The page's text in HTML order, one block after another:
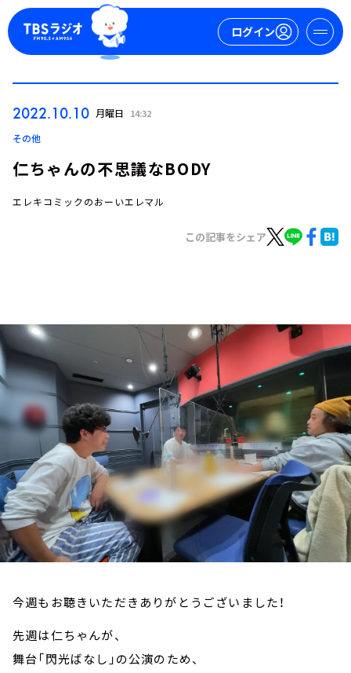
ログイン
トピックス
TBS Podcast
お知らせ
イベント・グッズ
YouTube
会社情報
2022.10.10 月曜日 14:32
その他
仁ちゃんの不思議なBODY
エレキコミックのおーいエレマル
この記事をシェア
今週もお聴きいただきありがとうございました！
先週は仁ちゃんが、
舞台「閃光ばなし」の公演のため、